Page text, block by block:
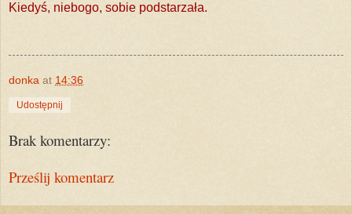
Kiedyś, niebogo, sobie podstarzała.
donka at 14:36
Udostępnij
Brak komentarzy:
Prześlij komentarz